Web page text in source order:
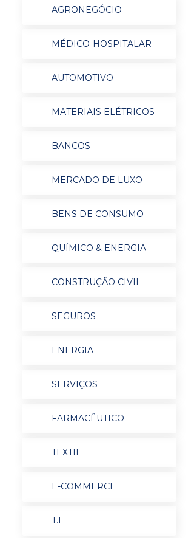
AGRONEGÓCIO
MÉDICO-HOSPITALAR
AUTOMOTIVO
MATERIAIS ELÉTRICOS
BANCOS
MERCADO DE LUXO
BENS DE CONSUMO
QUÍMICO & ENERGIA
CONSTRUÇÃO CIVIL
SEGUROS
ENERGIA
SERVIÇOS
FARMACÊUTICO
TEXTIL
E-COMMERCE
T.I